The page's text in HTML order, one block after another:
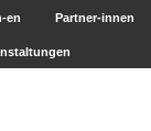
en Partner-innen